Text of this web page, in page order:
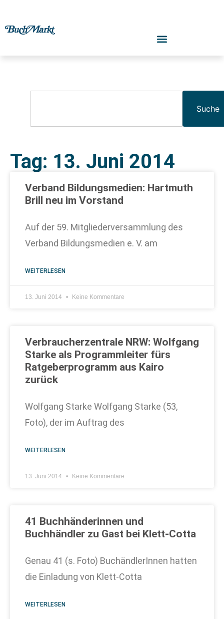
Suche
Tag: 13. Juni 2014
Verband Bildungsmedien: Hartmuth
Brill neu im Vorstand
Auf der 59. Mitgliederversammlung des
Verband Bildungsmedien e. V. am
WEITERLESEN
13. Juni 2014 Keine Kommentare
Verbraucherzentrale NRW: Wolfgang
Starke als Programmleiter fürs
Ratgeberprogramm aus Kairo
zurück
Wolfgang Starke Wolfgang Starke (53,
Foto), der im Auftrag des
WEITERLESEN
13. Juni 2014 Keine Kommentare
41 Buchhänderinnen und
Buchhändler zu Gast bei Klett-Cotta
Genau 41 (s. Foto) BuchändlerInnen hatten
die Einladung von Klett-Cotta
WEITERLESEN